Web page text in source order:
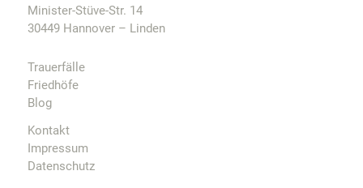
Minister-Stüve-Str. 14
30449 Hannover – Linden
Trauerfälle
Friedhöfe
Blog
Kontakt
Impressum
Datenschutz